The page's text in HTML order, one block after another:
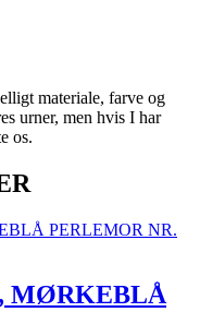
materiale, farve og
urner, men hvis I har
os.
MØRKEBLÅ